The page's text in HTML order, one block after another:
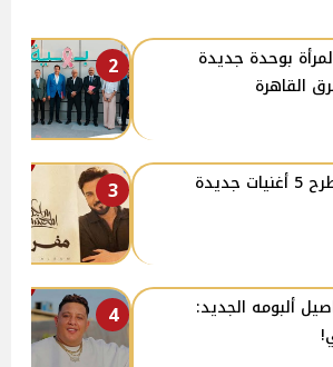
2
بوحدة جديدة
القاهرة
3
ماجد المهندس يطرح 5 أغنيات جديدة
4
ألبومه الجديد: